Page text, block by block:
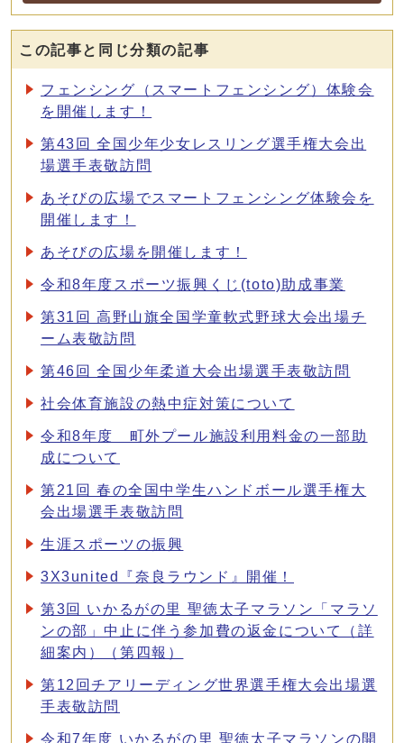
この記事と同じ分類の記事
フェンシング（スマートフェンシング）体験会
を開催します！
第43回 全国少年少女レスリング選手権大会出
場選手表敬訪問
あそびの広場でスマートフェンシング体験会を
開催します！
あそびの広場を開催します！
令和8年度スポーツ振興くじ(toto)助成事業
第31回 高野山旗全国学童軟式野球大会出場チ
ーム表敬訪問
第46回 全国少年柔道大会出場選手表敬訪問
社会体育施設の熱中症対策について
令和8年度 町外プール施設利用料金の一部助
成について
第21回 春の全国中学生ハンドボール選手権大
会出場選手表敬訪問
生涯スポーツの振興
3X3united『奈良ラウンド』開催！
第3回 いかるがの里 聖徳太子マラソン「マラソ
ンの部」中止に伴う参加費の返金について（詳
細案内）（第四報）
第12回チアリーディング世界選手権大会出場選
手表敬訪問
令和7年度 いかるがの里 聖徳太子マラソンの開